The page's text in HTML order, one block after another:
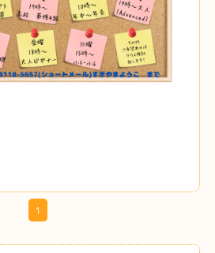
1